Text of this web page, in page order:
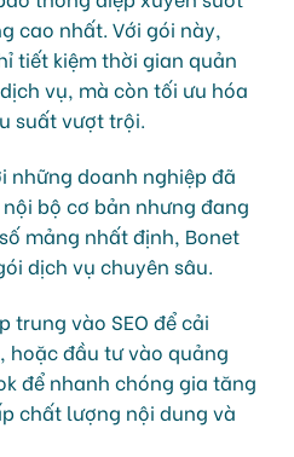
cao nhất. Với gói này,
tiết kiệm thời gian quản
vụ, mà còn tối ưu hóa
suất vượt trội.
những doanh nghiệp đã
bộ cơ bản nhưng đang
mảng nhất định, Bonet
dịch vụ chuyên sâu.
trung vào SEO để cải
hoặc đầu tư vào quảng
để nhanh chóng gia tăng
chất lượng nội dung và